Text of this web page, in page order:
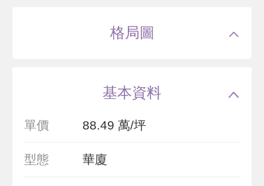
格局圖
基本資料
單價 88.49 萬/坪
型態 華廈